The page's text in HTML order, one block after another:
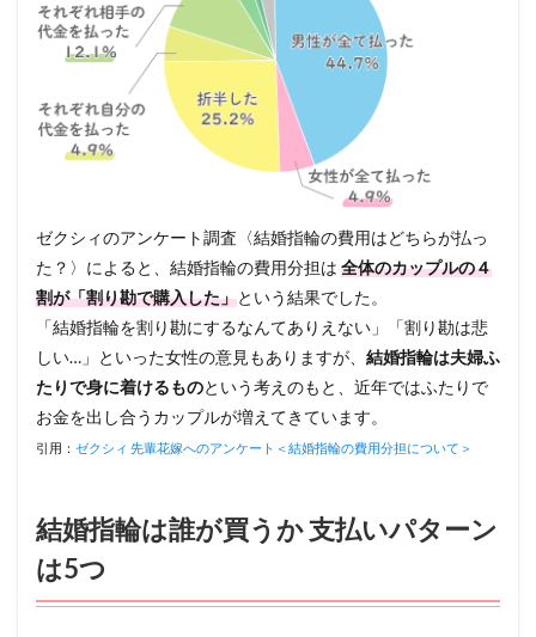
ゼクシィのアンケート調査〈結婚指輪の費用はどちらが払っ
た？〉によると、結婚指輪の費用分担は 全体のカップルの４
割が「割り勘で購入した」という結果でした。
「結婚指輪を割り勘にするなんてありえない」「割り勘は悲
しい…」といった女性の意見もありますが、 結婚指輪は夫婦ふ
たりで身に着けるものという考えのもと、近年ではふたりで
お金を出し合うカップルが増えてきています。
引用： ゼクシィ 先輩花嫁へのアンケート＜結婚指輪の費用分担について＞
結婚指輪は誰が買うか 支払いパターン
は5つ